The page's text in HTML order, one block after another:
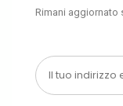
Rimani aggiornato